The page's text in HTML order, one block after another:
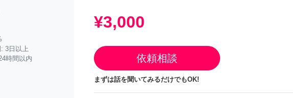
3日以上
時間以内
¥3,000
依頼相談
まずは話を聞いてみるだけでもOK!